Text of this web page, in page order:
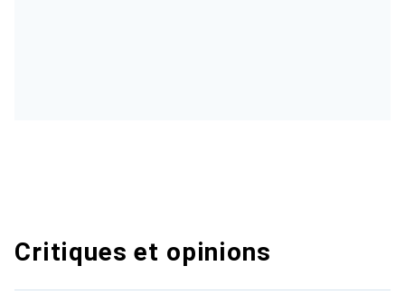
Critiques et opinions